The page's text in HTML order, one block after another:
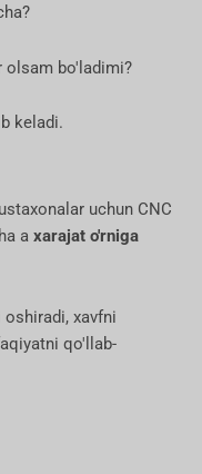
olsam bo'ladimi?
keladi.
uchun CNC
a xarajat o'rniga
xavfni
qo'llab-